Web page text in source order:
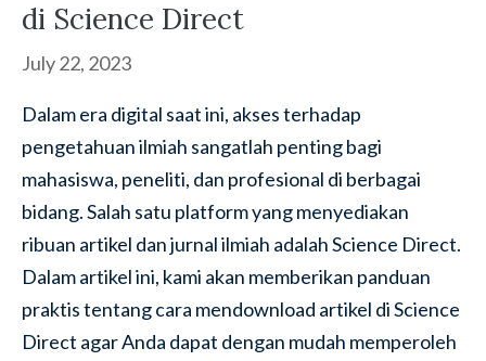
di Science Direct
July 22, 2023
Dalam era digital saat ini, akses terhadap
pengetahuan ilmiah sangatlah penting bagi
mahasiswa, peneliti, dan profesional di berbagai
bidang. Salah satu platform yang menyediakan
ribuan artikel dan jurnal ilmiah adalah Science Direct.
Dalam artikel ini, kami akan memberikan panduan
praktis tentang cara mendownload artikel di Science
Direct agar Anda dapat dengan mudah memperoleh